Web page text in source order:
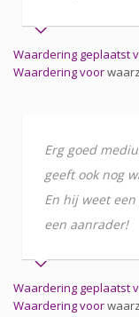
Waardering geplaatst
Waardering voor
Erg goed
geeft ook nog
En hij weet
een aanrader!
Waardering geplaatst
Waardering voor